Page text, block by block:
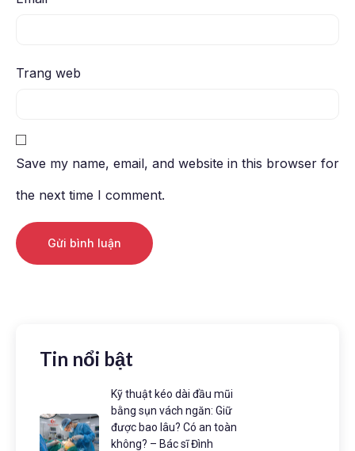
Trang web
Save my name, email, and website in this browser for
the next time I comment.
Tin nổi bật
Kỹ thuật kéo dài đầu mũi
bằng sụn vách ngăn: Giữ
được bao lâu? Có an toàn
không? – Bác sĩ Đình